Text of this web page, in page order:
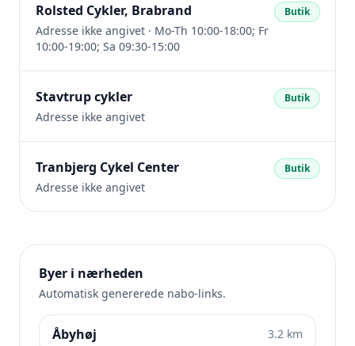
Rolsted Cykler, Brabrand
Adresse ikke angivet · Mo-Th 10:00-18:00; Fr
10:00-19:00; Sa 09:30-15:00
Butik
Stavtrup cykler
Adresse ikke angivet
Butik
Tranbjerg Cykel Center
Adresse ikke angivet
Butik
Byer i nærheden
Automatisk genererede nabo-links.
Åbyhøj 3.2 km